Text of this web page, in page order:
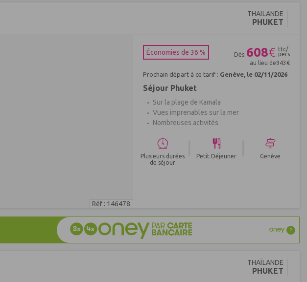
THAÏLANDE
PHUKET
Réf : 146478
Économies de 36 % Dès 608€ ttc/
pers
au lieu de943 €
Prochain départ à ce tarif : Genève, le 02/11/2026
Séjour Phuket
Sur la plage de Kamala
Vues imprenables sur la mer
Nombreuses activités
Plusieurs durées
de séjour
Petit Déjeuner Genève
?
THAÏLANDE
PHUKET